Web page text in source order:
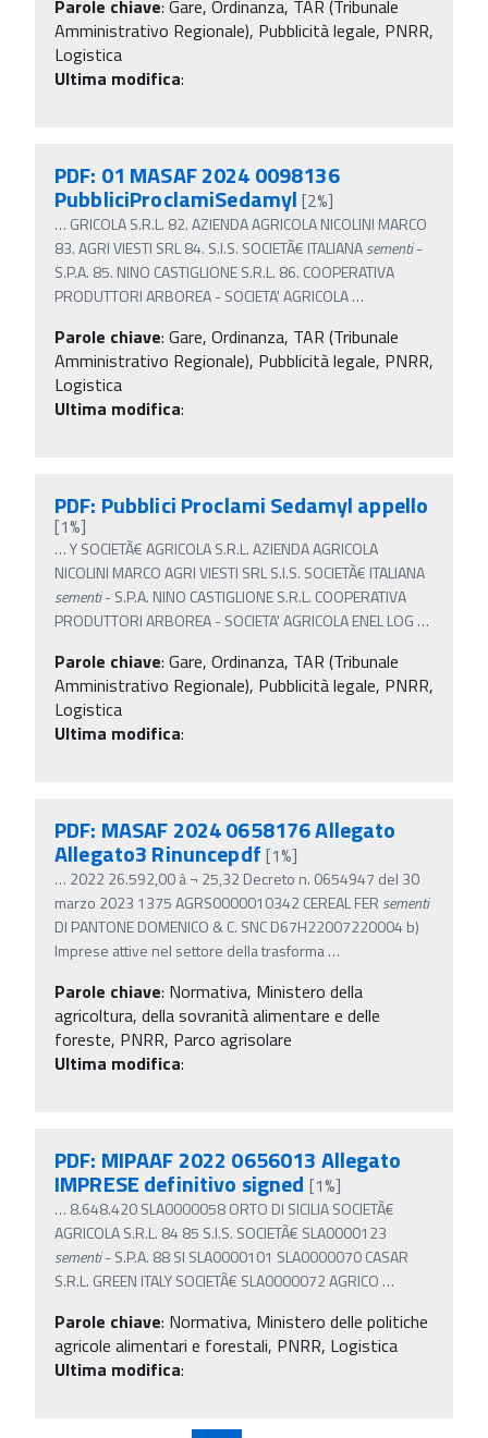
Parole chiave: Gare, Ordinanza, TAR (Tribunale
Amministrativo Regionale), Pubblicità legale, PNRR,
Logistica
Ultima modifica:
PDF: 01 MASAF 2024 0098136
PubbliciProclamiSedamyl [2%]
… GRICOLA S.R.L. 82. AZIENDA AGRICOLA NICOLINI MARCO
83. AGRI VIESTI SRL 84. S.I.S. SOCIETÃ€ ITALIANAsementi-
S.P.A. 85. NINO CASTIGLIONE S.R.L. 86. COOPERATIVA
PRODUTTORI ARBOREA - SOCIETA' AGRICOLA…
Parole chiave: Gare, Ordinanza, TAR (Tribunale
Amministrativo Regionale), Pubblicità legale, PNRR,
Logistica
Ultima modifica:
PDF: Pubblici Proclami Sedamyl appello
[1%]
…Y SOCIETÃ€ AGRICOLA S.R.L. AZIENDA AGRICOLA
NICOLINI MARCO AGRI VIESTI SRL S.I.S. SOCIETÃ€ ITALIANA
sementi- S.P.A. NINO CASTIGLIONE S.R.L. COOPERATIVA
PRODUTTORI ARBOREA - SOCIETA' AGRICOLA ENEL LOG …
Parole chiave: Gare, Ordinanza, TAR (Tribunale
Amministrativo Regionale), Pubblicità legale, PNRR,
Logistica
Ultima modifica:
PDF: MASAF 2024 0658176 Allegato
Allegato3 Rinuncepdf [1%]
… 2022 26.592,00 â‚¬ 25,32 Decreto n. 0654947 del 30
marzo 2023 1375 AGRS0000010342 CEREAL FER sementi
DI PANTONE DOMENICO & C. SNC D67H22007220004 b)
Imprese attive nel settore della trasforma…
Parole chiave: Normativa, Ministero della
agricoltura, della sovranità alimentare e delle
foreste, PNRR, Parco agrisolare
Ultima modifica:
PDF: MIPAAF 2022 0656013 Allegato
IMPRESE definitivo signed [1%]
… 8.648.420 SLA0000058 ORTO DI SICILIA SOCIETÃ€
AGRICOLA S.R.L. 84 85 S.I.S. SOCIETÃ€ SLA0000123
sementi- S.P.A. 88 SI SLA0000101 SLA0000070 CASAR
S.R.L. GREEN ITALY SOCIETÃ€ SLA0000072 AGRICO …
Parole chiave: Normativa, Ministero delle politiche
agricole alimentari e forestali, PNRR, Logistica
Ultima modifica: